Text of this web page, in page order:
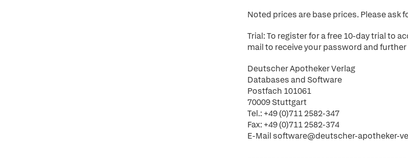
Noted prices are base prices. Please ask
Trial: To register for a free 10-day trial to
mail to receive your password and
Deutscher Apotheker Verlag
Databases and Software
Postfach 101061
70009 Stuttgart
Tel.: +49 (0)711 2582-347
Fax: +49 (0)711 2582-374
E-Mail software@deutscher-apotheker-